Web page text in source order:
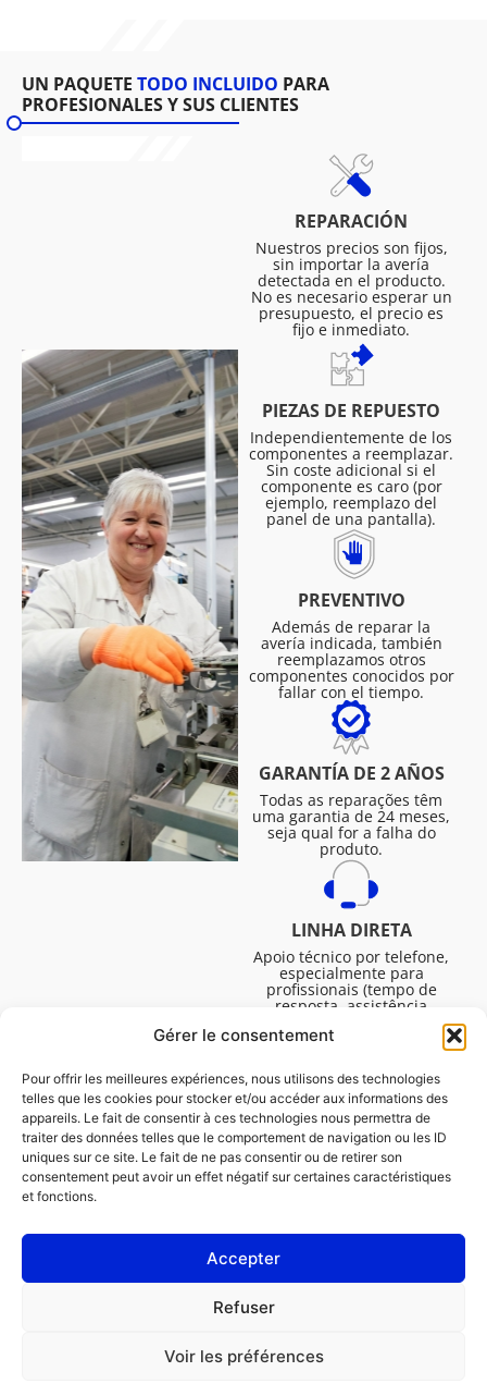
Gérer le consentement
Pour offrir les meilleures expériences, nous utilisons des technologies
telles que les cookies pour stocker et/ou accéder aux informations des
appareils. Le fait de consentir à ces technologies nous permettra de
traiter des données telles que le comportement de navigation ou les ID
uniques sur ce site. Le fait de ne pas consentir ou de retirer son
consentement peut avoir un effet négatif sur certaines caractéristiques
et fonctions.
Accepter
Refuser
Voir les préférences
UN PAQUETE TODO INCLUIDO PARA
PROFESIONALES Y SUS CLIENTES
REPARACIÓN
Nuestros precios son fijos,
sin importar la avería
detectada en el producto.
No es necesario esperar un
presupuesto, el precio es
fijo e inmediato.
PIEZAS DE REPUESTO
Independientemente de los
componentes a reemplazar.
Sin coste adicional si el
componente es caro (por
ejemplo, reemplazo del
panel de una pantalla).
PREVENTIVO
Además de reparar la
avería indicada, también
reemplazamos otros
componentes conocidos por
fallar con el tiempo.
GARANTÍA DE 2 AÑOS
Todas as reparações têm
uma garantia de 24 meses,
seja qual for a falha do
produto.
LINHA DIRETA
Apoio técnico por telefone,
especialmente para
profissionais (tempo de
resposta, assistência
técnica, etc.). De segunda a
sexta-feira, das 08:30 às